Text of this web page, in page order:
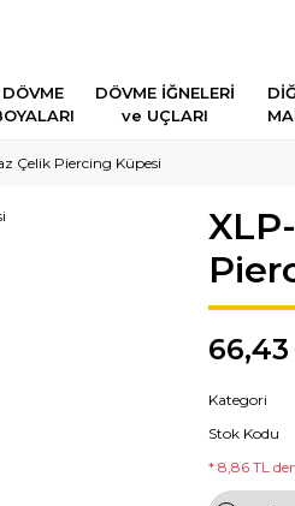
DÖVME
DÖVME İĞNELERİ
ve UÇLARI
Çelik Piercing Küpesi
Kategori
Stok Kodu
* 8,86 TL